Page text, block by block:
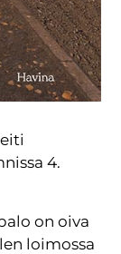
4.
on oiva
loimossa